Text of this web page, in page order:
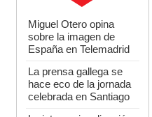
Miguel Otero opina
sobre la imagen de
España en Telemadrid
La prensa gallega se
hace eco de la jornada
celebrada en Santiago